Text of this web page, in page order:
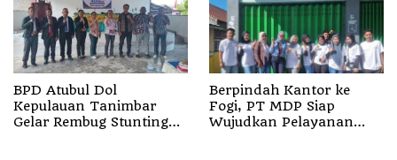
BPD Atubul Dol
Kepulauan Tanimbar
Gelar Rembug Stunting
Berpindah Kantor ke
Fogi, PT MDP Siap
Wujudkan Pelayanan